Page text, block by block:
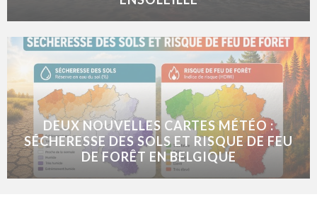
DEUX NOUVELLES CARTES MÉTÉO :
SÉCHERESSE DES SOLS ET RISQUE DE FEU
DE FORÊT EN BELGIQUE